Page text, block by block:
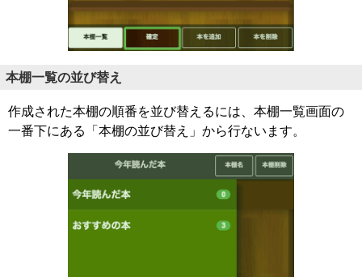
本棚一覧の並び替え
作成された本棚の順番を並び替えるには、本棚一覧画面の
一番下にある「本棚の並び替え」から行ないます。